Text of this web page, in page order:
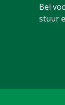
Bel
stuur